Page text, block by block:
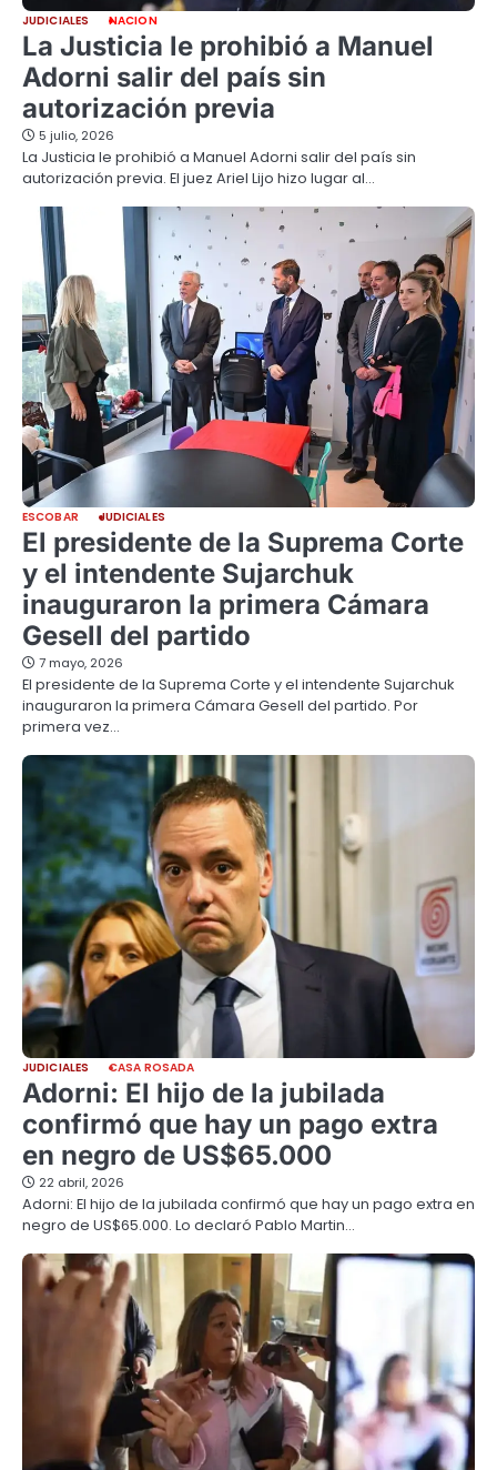
JUDICIALES NACION
La Justicia le prohibió a Manuel
Adorni salir del país sin
autorización previa
5 julio, 2026
La Justicia le prohibió a Manuel Adorni salir del país sin
autorización previa. El juez Ariel Lijo hizo lugar al…
ESCOBAR JUDICIALES
El presidente de la Suprema Corte
y el intendente Sujarchuk
inauguraron la primera Cámara
Gesell del partido
7 mayo, 2026
El presidente de la Suprema Corte y el intendente Sujarchuk
inauguraron la primera Cámara Gesell del partido. Por
primera vez…
JUDICIALES CASA ROSADA
Adorni: El hijo de la jubilada
confirmó que hay un pago extra
en negro de US$65.000
22 abril, 2026
Adorni: El hijo de la jubilada confirmó que hay un pago extra en
negro de US$65.000. Lo declaró Pablo Martin…